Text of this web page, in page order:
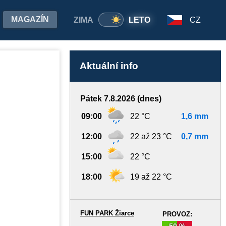
ZIMA LETO
MAGAZÍN CZ
Aktuální info
Pátek 7.8.2026 (dnes)
09:00 22 °C 1,6 mm
12:00 22 až 23 °C 0,7 mm
15:00 22 °C
18:00 19 až 22 °C
PROVOZ:
FUN PARK Žiarce